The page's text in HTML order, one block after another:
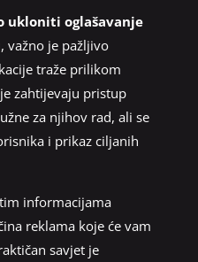
ukloniti oglašavanje
, važno je pažljivo
traže prilikom
zahtijevaju pristup
za njihov rad, ali se
i prikaz ciljanih
informacijama
reklama koje će vam
savjet je